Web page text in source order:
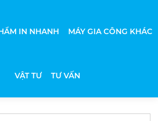
IN NHANH MÁY GIA CÔNG KHÁC
VẬT TƯ TƯ VẤN